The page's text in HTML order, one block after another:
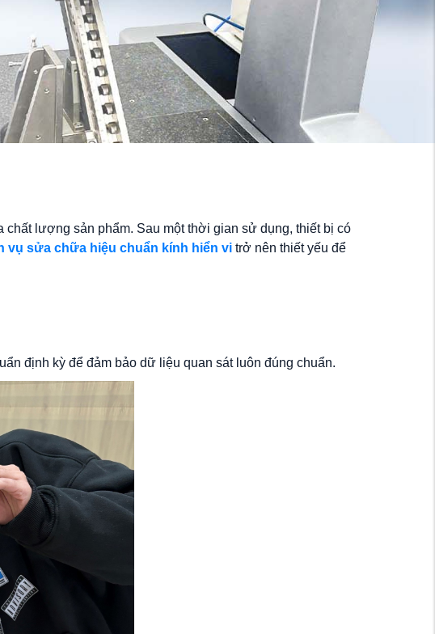
chất lượng sản phẩm. Sau một thời gian sử dụng, thiết bị có
vụ sửa chữa hiệu chuẩn kính hiển vi trở nên thiết yếu để
định kỳ để đảm bảo dữ liệu quan sát luôn đúng chuẩn.